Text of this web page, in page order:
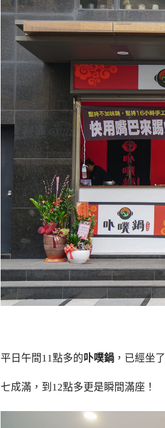
平日午間11點多的卟噗鍋 ，已經坐了
七成滿，到12點多更是瞬間滿座！